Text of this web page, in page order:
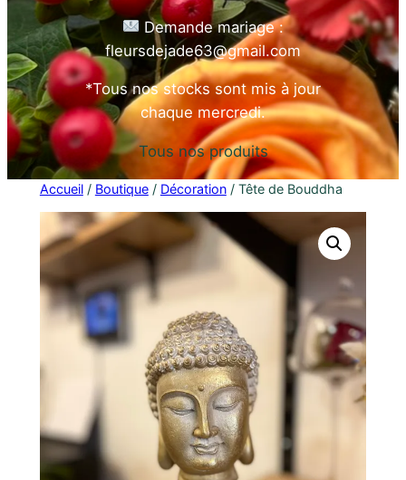
Demande mariage :
fleursdejade63@gmail.com
*Tous nos stocks sont mis à jour
chaque mercredi.
Tous nos produits
Accueil/ Boutique/ Décoration/ Tête de Bouddha